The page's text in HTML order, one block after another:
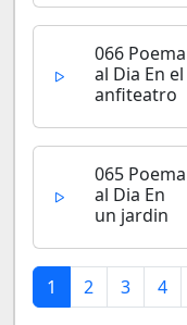
066 Poema
al Dia En el
anfiteatro
065 Poema
al Dia En
un jardin
1 2 3 4